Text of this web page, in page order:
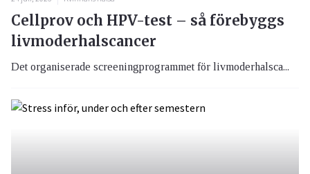
Cellprov och HPV-test – så förebyggs
livmoderhalscancer
Det organiserade screeningprogrammet för livmoderhalsca...